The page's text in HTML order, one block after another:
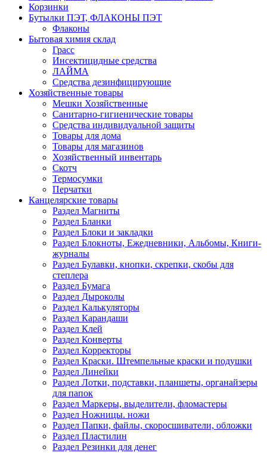
Корзинки
Бутылки ПЭТ, ФЛАКОНЫ ПЭТ
Флаконы
Бытовая химия склад
Грасс
Инсектицидные средства
ЛАЙМА
Средства дезинфицирующие
Хозяйственные товары
Мешки Хозяйственные
Санитарно-гигиенические товары
Средства индивидуальной защиты
Товары для дома
Товары для магазинов
Хозяйственный инвентарь
Скотч
Термосумки
Перчатки
Канцелярские товары
Раздел Магниты
Раздел Бланки
Раздел Блоки и закладки
Раздел Блокноты, Ежедневники, Альбомы, Книги-
журналы
Раздел Булавки, кнопки, скрепки, скобы для
степлера
Раздел Бумага
Раздел Дыроколы
Раздел Калькуляторы
Раздел Карандаши
Раздел Клей
Раздел Конверты
Раздел Корректоры
Раздел Краски. Штемпельные краски и подушки
Раздел Линейки
Раздел Лотки, подставки, планшеты, органайзеры
для папок
Раздел Маркеры, выделители, фломастеры
Раздел Ножницы. ножи
Раздел Папки, файлы, скоросшиватели, обложки
Раздел Пластилин
Раздел Резинки для денег